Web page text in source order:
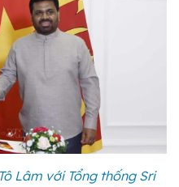
Lâm với Tổng thống Sri